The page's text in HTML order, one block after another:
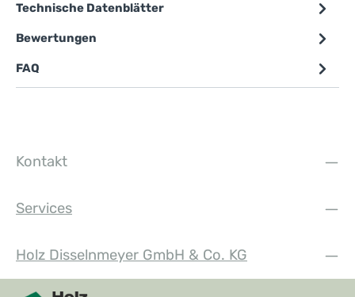
Technische Datenblätter
Bewertungen
FAQ
Kontakt
Services
Holz Disselnmeyer GmbH & Co. KG